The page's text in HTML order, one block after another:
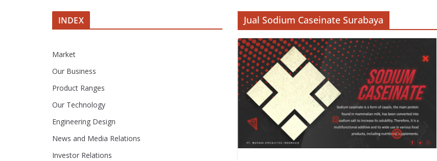
Jual Sodium Caseinate Surabaya
INDEX
Market
Our Business
Product Ranges
Our Technology
Engineering Design
News and Media Relations
Investor Relations